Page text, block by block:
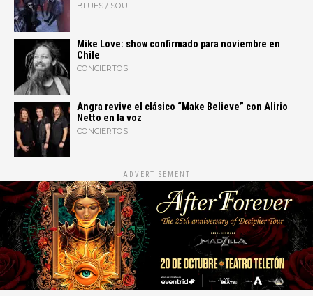
BLUES / SOUL
Mike Love: show confirmado para noviembre en
Chile
CONCIERTOS
Angra revive el clásico “Make Believe” con Alirio
Netto en la voz
CONCIERTOS
ADVERTISEMENT